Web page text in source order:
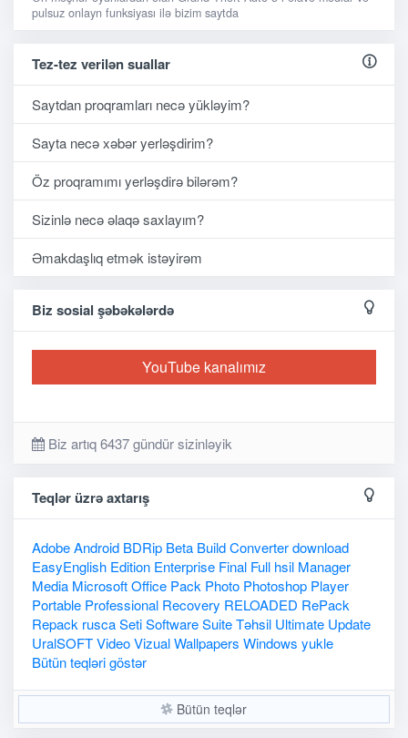
pulsuz onlayn funksiyası ilə bizim saytda
Tez-tez verilən suallar
Saytdan proqramları necə yükləyim?
Sayta necə xəbər yerləşdirim?
Öz proqramımı yerləşdirə bilərəm?
Sizinlə necə əlaqə saxlayım?
Əmakdaşlıq etmək istəyirəm
Biz sosial şəbəkələrdə
YouTube kanalımız
Biz artıq 6437 gündür sizinləyik
Teqlər üzrə axtarış
AdobeAndroid BDRip Beta BuildConverterdownload
EasyEnglish Edition Enterprise Final Full hsil Manager
Media MicrosoftOffice Pack Photo Photoshop Player
Portable Professional Recovery RELOADED RePack
Repack ruscaSetiSoftwareSuiteTəhsil Ultimate Update
UralSOFTVideoVizualWallpapers Windows yukle
Bütün teqləri göstər
Bütün teqlər